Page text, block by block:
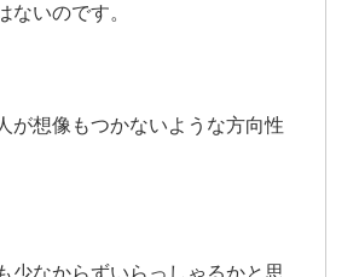
いのです。
が想像もつかないような方向性
少なからずいらっしゃるかと思